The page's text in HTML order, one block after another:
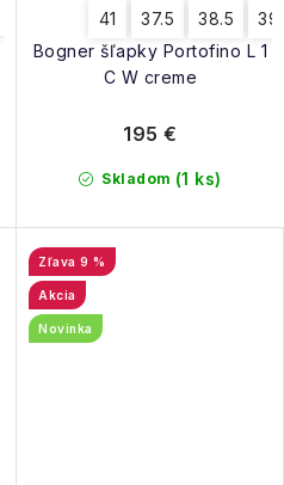
40.5 39.5
Bogner šľapky Portofino L 1
C W creme
41 37.5 38.5 39
Skladom (1 ks)
195 €
9 %
Akcia
Novinka